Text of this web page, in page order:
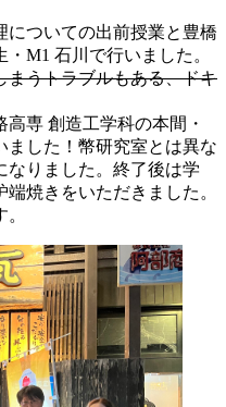
についての出前授業と豊橋
M1 石川で行いました。
まうトラブルもある、ドキ
専 創造工学科の本間・
ました！幣研究室とは異な
なりました。終了後は学
焼きをいただきました。